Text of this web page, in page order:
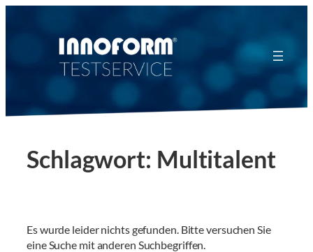
Schlagwort: Multitalent
Es wurde leider nichts gefunden. Bitte versuchen Sie
eine Suche mit anderen Suchbegriffen.